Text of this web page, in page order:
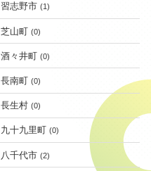
習志野市 (1)
芝山町 (0)
酒々井町 (0)
長南町 (0)
長生村 (0)
九十九里町 (0)
八千代市 (2)